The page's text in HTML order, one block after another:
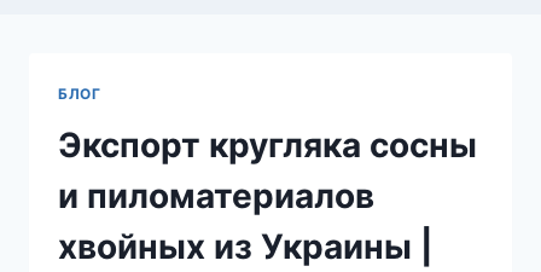
БЛОГ
Экспорт кругляка сосны
и пиломатериалов
хвойных из Украины |